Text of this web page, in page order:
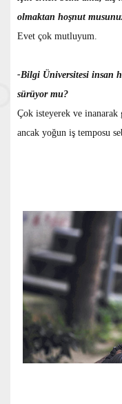
olmaktan hoşnut
Evet çok mutluyum.
-Bilgi Üniversitesi insan
sürüyor mu?
Çok isteyerek ve
ancak yoğun iş temposu